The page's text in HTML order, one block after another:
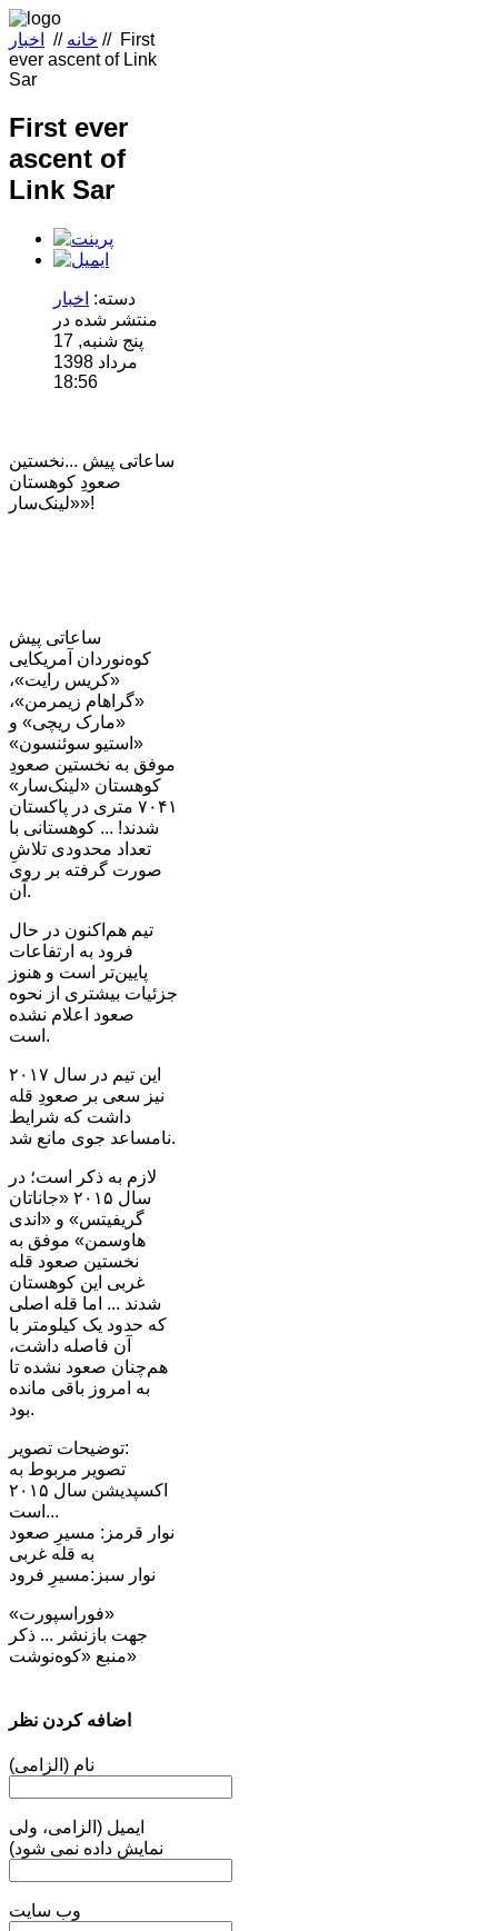
خانه // اخبار // First
ever ascent of Link
Sar
First ever
ascent of
Link Sar
دسته: اخبار
منتشر شده در
پنج شنبه, 17
مرداد 1398
18:56
ساعاتی پیش ...نخستین
صعودِ کوهستان
«لینک‌سار»!
ساعاتی پیش
کوه‌نوردان آمریکایی
«کریس رایت»،
«گراهام زیمرمن»،
«مارک ریچی» و
«استیو سوئنسون»
موفق به نخستین صعودِ
کوهستان «لینک‌سار»
۷۰۴۱ متری در پاکستان
شدند! ... کوهستانی با
تعداد محدودی تلاشِ
صورت گرفته بر روی
آن.
تیم هم‌اکنون در حال
فرود به ارتفاعات
پایین‌تر است و هنوز
جزئیات بیشتری از نحوه
صعود اعلام نشده
است.
این تیم در سال ۲۰۱۷
نیز سعی بر صعودِ قله
داشت که شرایط
نامساعد جوی مانع شد.
لازم به ذکر است؛ در
سال ۲۰۱۵ «جاناتان
گریفیتس» و «اندی
هاوسمن» موفق به
نخستین صعود قله
غربی این کوهستان
شدند ... اما قله اصلی
که حدود یک کیلومتر با
آن فاصله داشت،
هم‌چنان صعود نشده تا
به امروز باقی مانده
بود.
توضیحات تصویر:
تصویر مربوط به
اکسپدیشن سال ۲۰۱۵
است...
نوار قرمز: مسیرِ صعود
به قله غربی
نوار سبز:مسیرِ فرود
«فوراسپورت»
جهت بازنشر ... ذکر
منبع «کوه‌نوشت»
اضافه کردن نظر
نام (الزامی)
ایمیل (الزامی، ولی
نمایش داده نمی شود)
وب سایت